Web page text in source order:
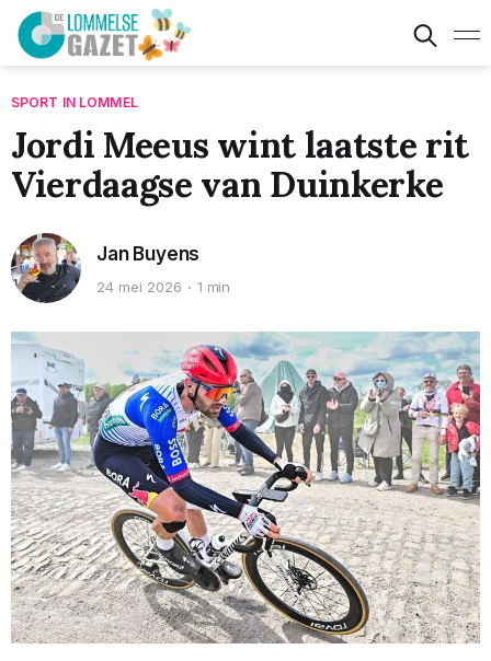
SPORT IN LOMMEL
Jordi Meeus wint laatste rit
Vierdaagse van Duinkerke
Jan Buyens
24 mei 2026 1 min